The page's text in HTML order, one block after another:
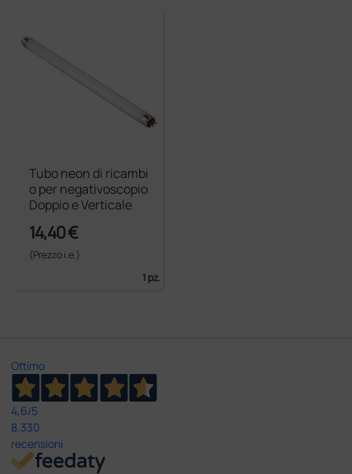
Tubo neon di ricambi
o per negativoscopio
Doppio e Verticale
14,40 €
(Prezzo i.e.)
1 pz.
Ottimo
4,6/5
8.330
recensioni